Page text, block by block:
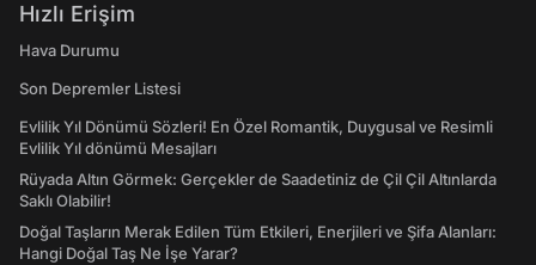
Hızlı Erişim
Hava Durumu
Son Depremler Listesi
Evlilik Yıl Dönümü Sözleri! En Özel Romantik, Duygusal ve Resimli
Evlilik Yıl dönümü Mesajları
Rüyada Altın Görmek: Gerçekler de Saadetiniz de Çil Çil Altınlarda
Saklı Olabilir!
Doğal Taşların Merak Edilen Tüm Etkileri, Enerjileri ve Şifa Alanları:
Hangi Doğal Taş Ne İşe Yarar?